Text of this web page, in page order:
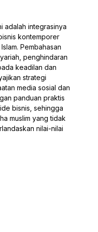
adalah integrasinya
kontemporer
Pembahasan
penghindaran
keadilan dan
strategi
media sosial dan
panduan praktis
bisnis, sehingga
muslim yang tidak
nilai-nilai